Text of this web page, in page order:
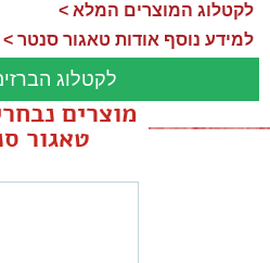
לקטלוג המוצרים המלא >
למידע נוסף אודות טאגור סנטר >
לקטלוג
מוצרים
טאגור